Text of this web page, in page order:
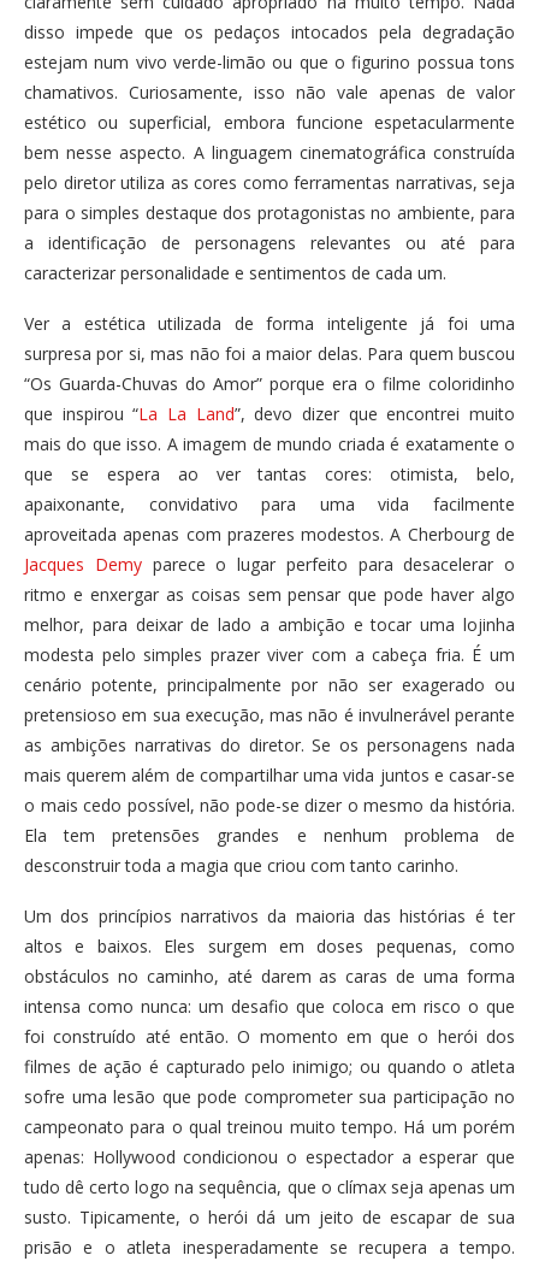
disso impede que os pedaços intocados pela degradação
estejam num vivo verde-limão ou que o figurino possua tons
chamativos. Curiosamente, isso não vale apenas de valor
estético ou superficial, embora funcione espetacularmente
bem nesse aspecto. A linguagem cinematográfica construída
pelo diretor utiliza as cores como ferramentas narrativas, seja
para o simples destaque dos protagonistas no ambiente, para
a identificação de personagens relevantes ou até para
caracterizar personalidade e sentimentos de cada um.
Ver a estética utilizada de forma inteligente já foi uma
surpresa por si, mas não foi a maior delas. Para quem buscou
“Os Guarda-Chuvas do Amor” porque era o filme coloridinho
que inspirou “La La Land”, devo dizer que encontrei muito
mais do que isso. A imagem de mundo criada é exatamente o
que se espera ao ver tantas cores: otimista, belo,
apaixonante, convidativo para uma vida facilmente
aproveitada apenas com prazeres modestos. A Cherbourg de
Jacques Demyparece o lugar perfeito para desacelerar o
ritmo e enxergar as coisas sem pensar que pode haver algo
melhor, para deixar de lado a ambição e tocar uma lojinha
modesta pelo simples prazer viver com a cabeça fria. É um
cenário potente, principalmente por não ser exagerado ou
pretensioso em sua execução, mas não é invulnerável perante
as ambições narrativas do diretor. Se os personagens nada
mais querem além de compartilhar uma vida juntos e casar-se
o mais cedo possível, não pode-se dizer o mesmo da história.
Ela tem pretensões grandes e nenhum problema de
desconstruir toda a magia que criou com tanto carinho.
Um dos princípios narrativos da maioria das histórias é ter
altos e baixos. Eles surgem em doses pequenas, como
obstáculos no caminho, até darem as caras de uma forma
intensa como nunca: um desafio que coloca em risco o que
foi construído até então. O momento em que o herói dos
filmes de ação é capturado pelo inimigo; ou quando o atleta
sofre uma lesão que pode comprometer sua participação no
campeonato para o qual treinou muito tempo. Há um porém
apenas: Hollywood condicionou o espectador a esperar que
tudo dê certo logo na sequência, que o clímax seja apenas um
susto. Tipicamente, o herói dá um jeito de escapar de sua
prisão e o atleta inesperadamente se recupera a tempo.